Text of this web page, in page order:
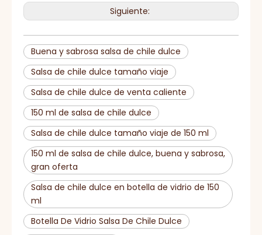
Siguiente:
Buena y sabrosa salsa de chile dulce
Salsa de chile dulce tamaño viaje
Salsa de chile dulce de venta caliente
150 ml de salsa de chile dulce
Salsa de chile dulce tamaño viaje de 150 ml
150 ml de salsa de chile dulce, buena y sabrosa,
gran oferta
Salsa de chile dulce en botella de vidrio de 150
ml
Botella De Vidrio Salsa De Chile Dulce